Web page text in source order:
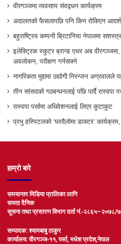
वीरगञ्जमा व्यवसाय संवद्र्धन कार्यक्रम
अदालतको फैसलापछि पनि किन रोकिएन
बहुराष्ट्रिय कम्पनी ब्रिटानिया नेपालमा
इलेक्ट्रिक स्कुटर ब्रान्ड एथर अब
अवलोकन, परीक्षण गर्नसक्ने
नागरिकता मुद्दामा उद्योगी निरन्जन अग्रवालले
तीन सांसदको गठबन्धनलाई पछि पार्दै रास्वपा
रास्वपा पर्सामा अधिवेशनलाई लिएर कुटाकुट
प्रभु हस्पिटलको ‘घरदैलोमा डाक्टर’
हाम्रो बारे
समयान्तर मिडिया प्रालिका लागि
समता दैनिक
सूचना तथा प्रसारण विभाग दर्ता नं.-२८६५–२०७८/
सम्पादक: श्यामबाबु ठाकुर
कार्यालय: वीरगञ्ज-११, पर्सा, मधेश प्रदेश,नेपाल